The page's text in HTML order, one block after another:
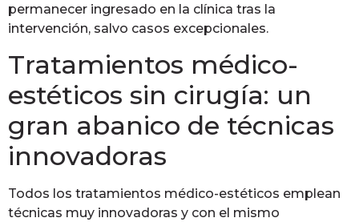
permanecer ingresado en la clínica tras la
intervención, salvo casos excepcionales.
Tratamientos médico-
estéticos sin cirugía: un
gran abanico de técnicas
innovadoras
Todos los tratamientos médico-estéticos emplean
técnicas muy innovadoras y con el mismo